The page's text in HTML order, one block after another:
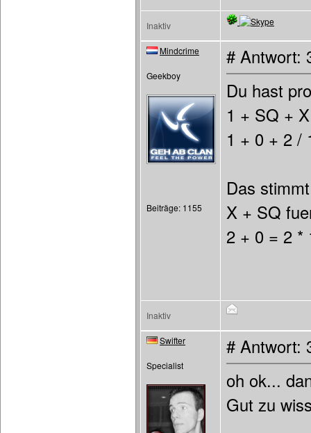
Inaktiv
Mindcrime
Geekboy
Beiträge: 1155
# Antwort:
Du hast
1 + SQ +
1 + 0 + 2 /
Das
X + SQ
2 + 0 = 2 *
Inaktiv
Swifter
Specialist
# Antwort:
oh ok...
Gut zu